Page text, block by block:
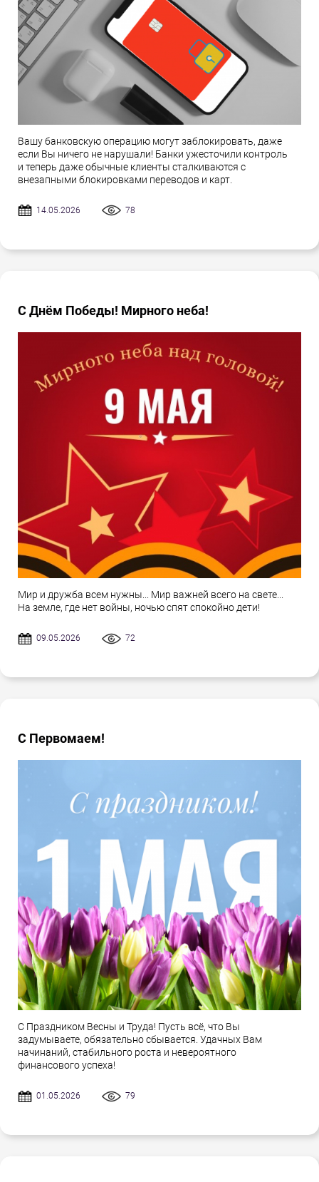
Вашу банковскую операцию могут заблокировать, даже
если Вы ничего не нарушали! Банки ужесточили контроль
и теперь даже обычные клиенты сталкиваются с
внезапными блокировками переводов и карт.
14.05.2026 78
С Днём Победы! Мирного неба!
Мир и дружба всем нужны... Мир важней всего на свете...
На земле, где нет войны, ночью спят спокойно дети!
09.05.2026 72
С Первомаем!
С Праздником Весны и Труда! Пусть всё, что Вы
задумываете, обязательно сбывается. Удачных Вам
начинаний, стабильного роста и невероятного
финансового успеха!
01.05.2026 79